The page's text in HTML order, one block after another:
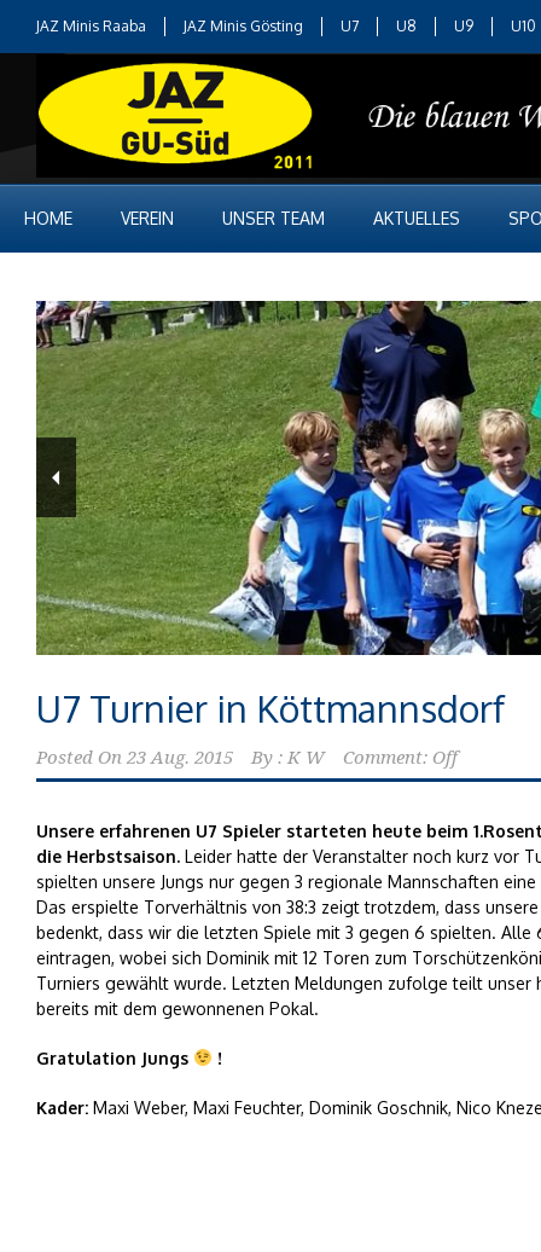
JAZ Minis Raaba JAZ Minis Gösting U7 U8 U9 U10
HOME VEREIN UNSER TEAM AKTUELLES
U7 Turnier in Köttmannsdorf
Posted On 23 Aug. 2015 By : K W Comment: Off
Unsere erfahrenen U7 Spieler starteten heute beim
die Herbstsaison. Leider hatte der Veranstalter noch kurz vor
spielten unsere Jungs nur gegen 3 regionale Mannschaften eine
Das erspielte Torverhältnis von 38:3 zeigt trotzdem, dass
bedenkt, dass wir die letzten Spiele mit 3 gegen 6 spielten.
eintragen, wobei sich Dominik mit 12 Toren zum
Turniers gewählt wurde. Letzten Meldungen zufolge teilt
bereits mit dem gewonnenen Pokal.
Gratulation Jungs !
Kader: Maxi Weber, Maxi Feuchter, Dominik Goschnik, Nico